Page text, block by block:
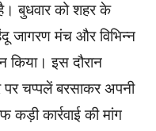
बुधवार को शहर के
जागरण मंच और विभिन्न
किया। इस दौरान
पर चप्पलें बरसाकर अपनी
कड़ी कार्रवाई की मांग